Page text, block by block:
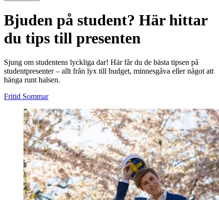
Bjuden på student? Här hittar
du tips till presenten
Sjung om studentens lyckliga dar! Här får du de bästa tipsen på
studentpresenter – allt från lyx till budget, minnesgåva eller något att
hänga runt halsen.
Fritid Sommar